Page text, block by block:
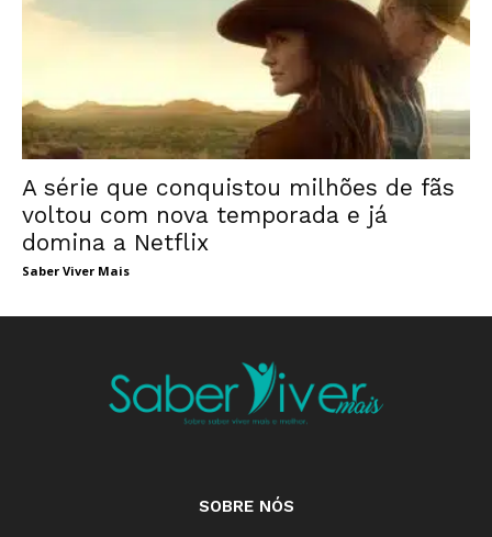
A série que conquistou milhões de fãs
voltou com nova temporada e já
domina a Netflix
Saber Viver Mais
SOBRE NÓS